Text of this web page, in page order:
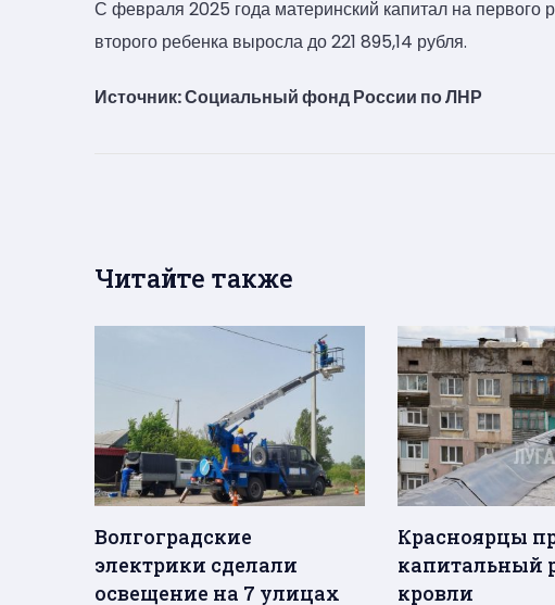
С февраля 2025 года материнский капитал на первого
второго ребенка выросла до 221 895,14 рубля.
Источник: Социальный фонд России по ЛНР
Читайте также
Волгоградские
электрики сделали
освещение на 7 улицах
Красноярцы
капитальный
кровли